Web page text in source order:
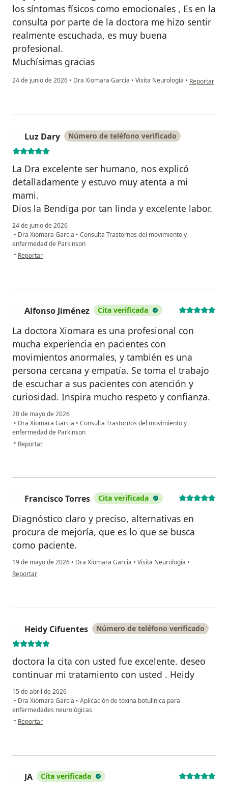
los síntomas físicos como emocionales , Es en la
consulta por parte de la doctora me hizo sentir
realmente escuchada, es muy buena
profesional.
Muchísimas gracias
24 de junio de 2026 • Dra Xiomara Garcia • Visita Neurología • en opinión
Reportar
Luz Dary Número de teléfono verificado
La Dra excelente ser humano, nos explicó
detalladamente y estuvo muy atenta a mi
mami.
Dios la Bendiga por tan linda y excelente labor.
24 de junio de 2026
• Dra Xiomara Garcia • Consulta Trastornos del movimiento y
enfermedad de Parkinson
• en opinión del usuario Luz Dary
Reportar
Alfonso Jiménez Cita verificada
La doctora Xiomara es una profesional con
mucha experiencia en pacientes con
movimientos anormales, y también es una
persona cercana y empatía. Se toma el trabajo
de escuchar a sus pacientes con atención y
curiosidad. Inspira mucho respeto y confianza.
20 de mayo de 2026
• Dra Xiomara Garcia • Consulta Trastornos del movimiento y
enfermedad de Parkinson
• en opinión del usuario Alfonso Jiménez
Reportar
Francisco Torres Cita verificada
Diagnóstico claro y preciso, alternativas en
procura de mejoría, que es lo que se busca
como paciente.
19 de mayo de 2026 • Dra Xiomara Garcia • Visita Neurología •
en opinión del usuario Francisco Torres
Reportar
Heidy Cifuentes Número de teléfono verificado
doctora la cita con usted fue excelente. deseo
continuar mi tratamiento con usted . Heidy
15 de abril de 2026
• Dra Xiomara Garcia • Aplicación de toxina botulínica para
enfermedades neurológicas
• en opinión del usuario Heidy Cifuentes
Reportar
JA Cita verificada